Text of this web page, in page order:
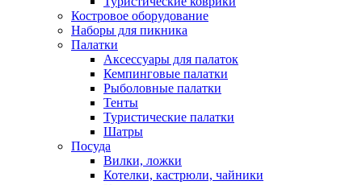
Костровое оборудование
Наборы для пикника
Палатки
Аксессуары для палаток
Кемпинговые палатки
Рыболовные палатки
Тенты
Туристические палатки
Шатры
Посуда
Вилки, ложки
Котелки, кастрюли, чайники